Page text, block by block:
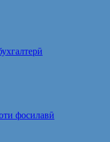
фосилавӣ